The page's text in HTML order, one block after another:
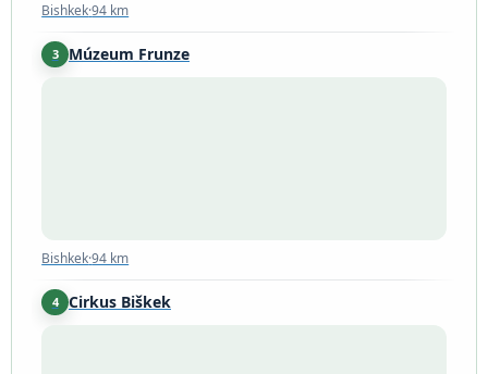
Bishkek·94 km
3 Múzeum Frunze
Bishkek·94 km
4 Cirkus Biškek